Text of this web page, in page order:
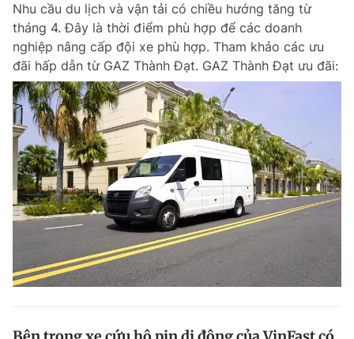
Chuyên mục khác
Chào ngày mới Tin 24h
Tin thị trường Tin 360
Video Magazine
Sản phẩm khác
Tiện ích Bạn cần biết
Tin đã lưu
Tin đã xem
Đăng xuất
Nhu cầu du lịch và vận tải có chiều hướng tăng từ
tháng 4. Đây là thời điểm phù hợp để các doanh
nghiệp nâng cấp đội xe phù hợp. Tham khảo các ưu
đãi hấp dẫn từ GAZ Thành Đạt. GAZ Thành Đạt ưu đãi: